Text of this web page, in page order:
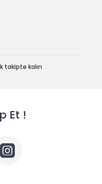
takipte kalın
Et !